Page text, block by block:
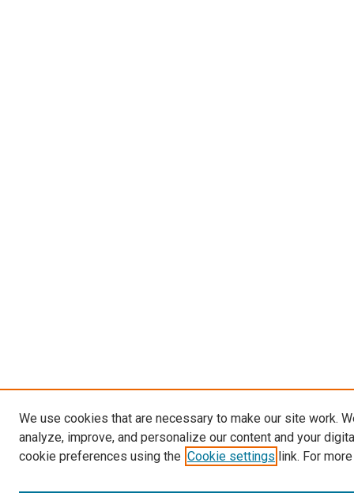
We use cookies that are necessary to make our site work.
analyze, improve, and personalize our content and your
cookie preferences using the Cookie settings link. For